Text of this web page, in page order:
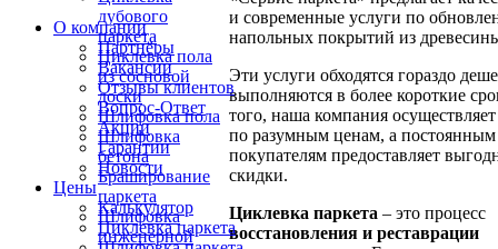
О компании
Партнёры
Вакансии
Отзывы клиентов
Вопрос-Ответ
Акции
Гарантии
Новости
Цены
Калькулятор
Циклевка паркета
дубового
паркета
Циклевка пола
из сосновой
доски
Шлифовка пола
Шлифовка
бетона
Браширование
паркета
Шлифовка
инженерной
и современные услуги по
напольных покрытий из
Эти услуги обходятся гораздо
выполняются в более короткие
того, наша компания
по разумным ценам, а постоянным
покупателям предоставляет
скидки.
Циклевка паркета – это процесс
восстановления и реставрации